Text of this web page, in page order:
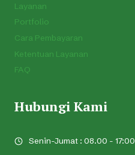
Layanan
Portfolio
Cara Pembayaran
Ketentuan Layanan
FAQ
Hubungi Kami
Senin-Jumat : 08.00 - 17:00